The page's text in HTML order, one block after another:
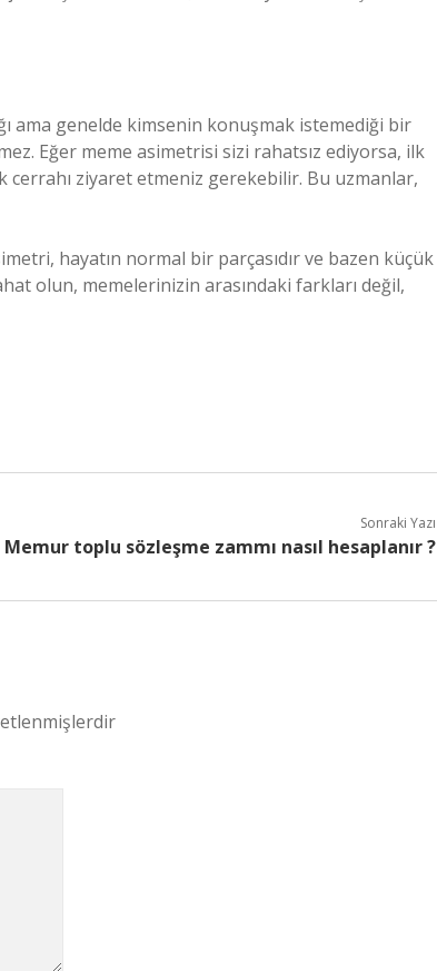
ama genelde kimsenin konuşmak istemediği bir
Eğer meme asimetrisi sizi rahatsız ediyorsa, ilk
cerrahı ziyaret etmeniz gerekebilir. Bu uzmanlar,
hayatın normal bir parçasıdır ve bazen küçük
olun, memelerinizin arasındaki farkları değil,
Sonraki Yazı
Memur toplu sözleşme zammı nasıl hesaplanır ?